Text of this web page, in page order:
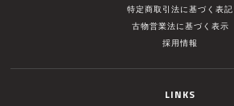
特定商取引法に基づく表記
古物営業法に基づく表示
採用情報
LINKS